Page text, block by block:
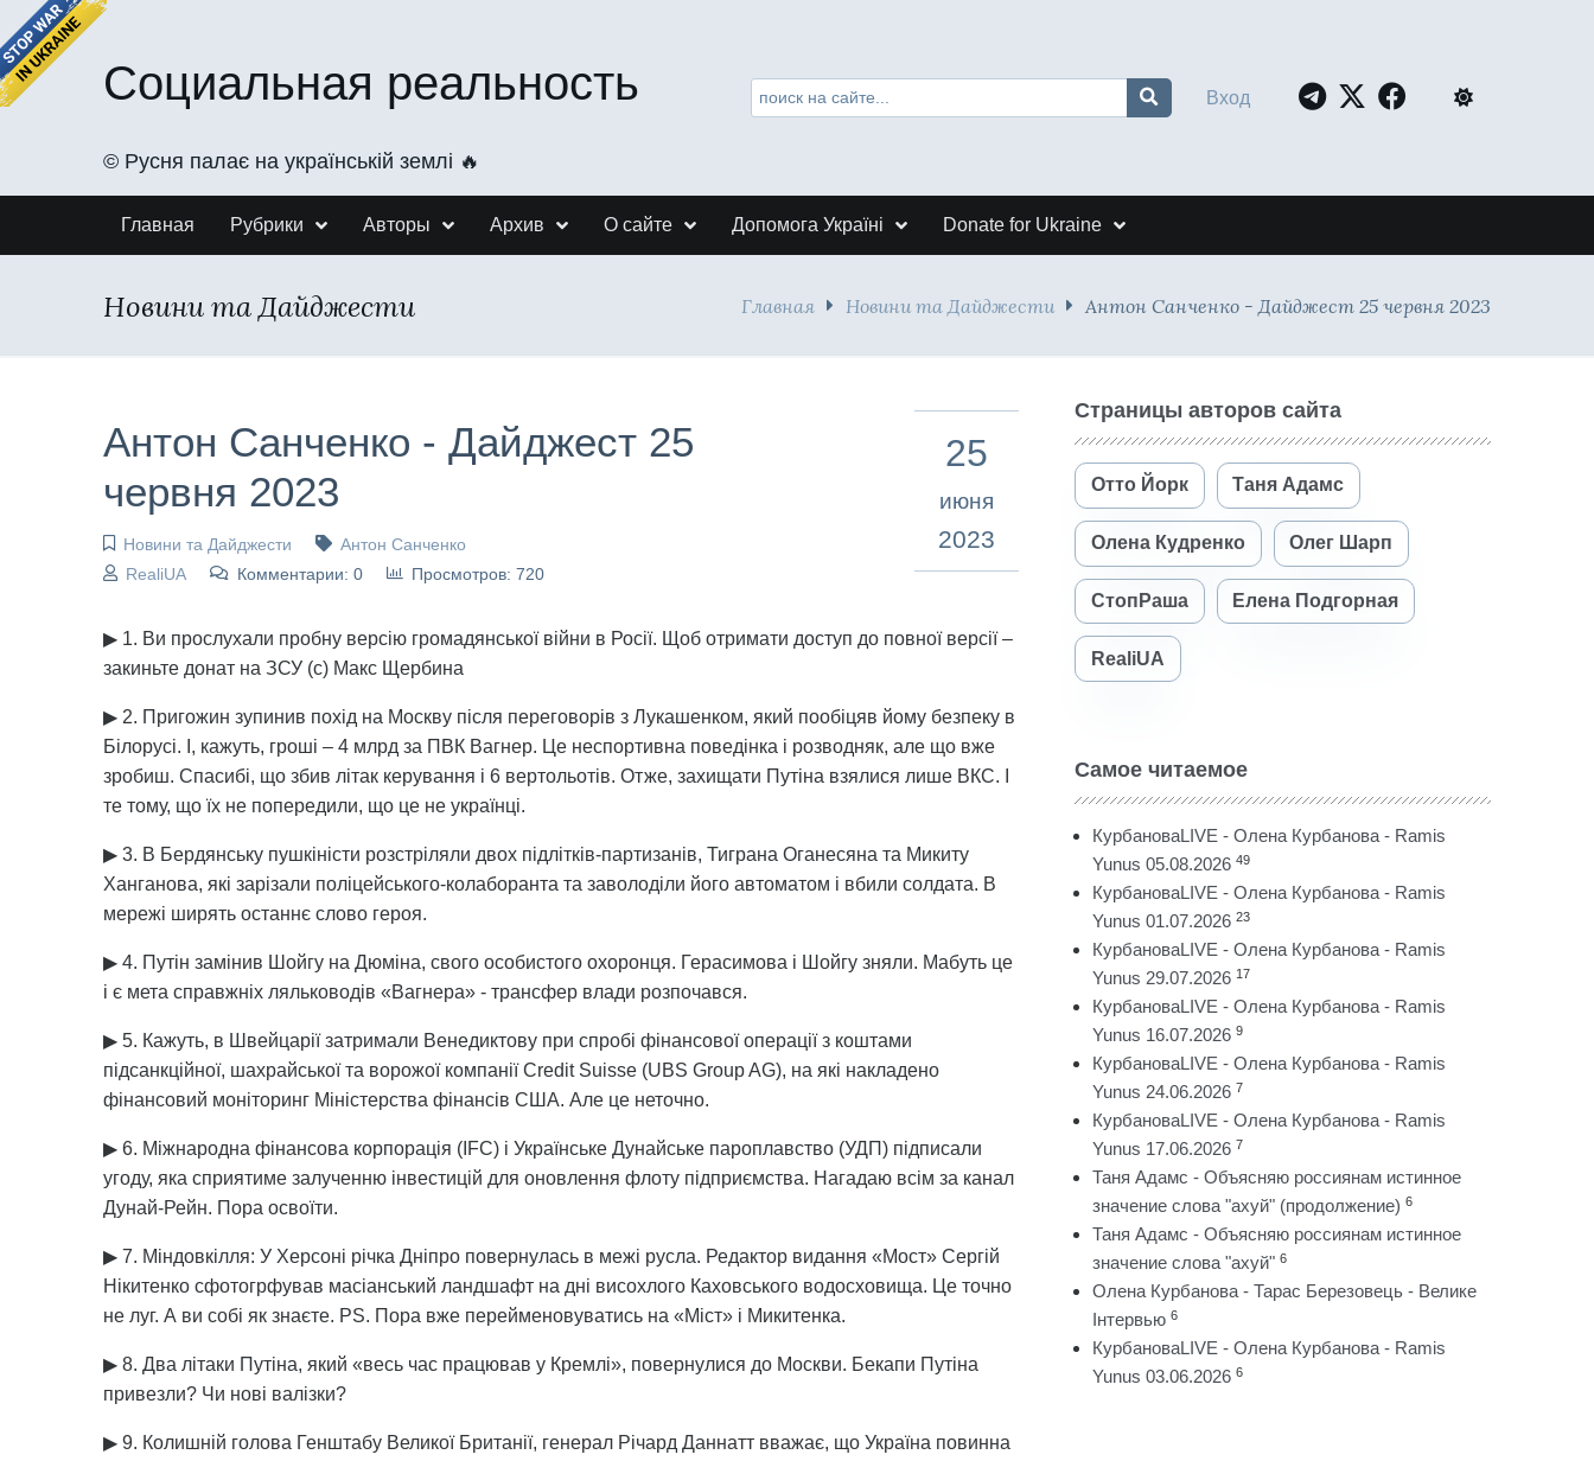
Социальная реальность
©️ Русня палає на українській землі 🔥
Вход
Главная Рубрики Авторы Архив О сайте Допомога Україні Donate for Ukraine
Новини та Дайджести Главная Новини та Дайджести Антон Санченко - Дайджест 25 червня 2023
Антон Санченко - Дайджест 25
червня 2023
Новини та Дайджести
Антон Санченко
RealiUA
Комментарии: 0 Просмотров: 720
25
июня
2023
▶ 1. Ви прослухали пробну версію громадянської війни в Росії. Щоб отримати доступ до повної версії –
закиньте донат на ЗСУ (с) Макс Щербина
▶ 2. Пригожин зупинив похід на Москву після переговорів з Лукашенком, який пообіцяв йому безпеку в
Білорусі. І, кажуть, гроші – 4 млрд за ПВК Вагнер. Це неспортивна поведінка і розводняк, але що вже
зробиш. Спасибі, що збив літак керування і 6 вертольотів. Отже, захищати Путіна взялися лише ВКС. І
те тому, що їх не попередили, що це не українці.
▶ 3. В Бердянську пушкіністи розстріляли двох підлітків-партизанів, Тиграна Оганесяна та Микиту
Ханганова, які зарізали поліцейського-колаборанта та заволоділи його автоматом і вбили солдата. В
мережі ширять останнє слово героя.
▶ 4. Путін замінив Шойгу на Дюміна, свого особистого охоронця. Герасимова і Шойгу зняли. Мабуть це
і є мета справжніх ляльководів «Вагнера» - трансфер влади розпочався.
▶ 5. Кажуть, в Швейцарії затримали Венедиктову при спробі фінансової операції з коштами
підсанкційної, шахрайської та ворожої компанії Credit Suisse (UBS Group AG), на які накладено
фінансовий моніторинг Міністерства фінансів США. Але це неточно.
▶ 6. Міжнародна фінансова корпорація (IFC) і Українське Дунайське пароплавство (УДП) підписали
угоду, яка сприятиме залученню інвестицій для оновлення флоту підприємства. Нагадаю всім за канал
Дунай-Рейн. Пора освоїти.
▶ 7. Міндовкілля: У Херсоні річка Дніпро повернулась в межі русла. Редактор видання «Мост» Сергій
Нікитенко сфотогрфував масіанський ландшафт на дні висохлого Каховського водосховища. Це точно
не луг. А ви собі як знаєте. PS. Пора вже перейменовуватись на «Міст» і Микитенка.
▶ 8. Два літаки Путіна, який «весь час працював у Кремлі», повернулися до Москви. Бекапи Путіна
привезли? Чи нові валізки?
▶ 9. Колишній голова Генштабу Великої Британії, генерал Річард Даннатт вважає, що Україна повинна
Страницы авторов сайта
Отто Йорк Таня Адамс
Олена Кудренко Олег Шарп
СтопРаша Елена Подгорная
RealiUA
Самое читаемое
КурбановаLIVE - Олена Курбанова - Ramis
Yunus 05.08.2026 49
КурбановаLIVE - Олена Курбанова - Ramis
Yunus 01.07.2026 23
КурбановаLIVE - Олена Курбанова - Ramis
Yunus 29.07.2026 17
КурбановаLIVE - Олена Курбанова - Ramis
Yunus 16.07.2026 9
КурбановаLIVE - Олена Курбанова - Ramis
Yunus 24.06.2026 7
КурбановаLIVE - Олена Курбанова - Ramis
Yunus 17.06.2026 7
Таня Адамс - Объясняю россиянам истинное
значение слова "ахуй" (продолжение) 6
Таня Адамс - Объясняю россиянам истинное
значение слова "ахуй" 6
Олена Курбанова - Тарас Березовець - Велике
Інтервью 6
КурбановаLIVE - Олена Курбанова - Ramis
Yunus 03.06.2026 6